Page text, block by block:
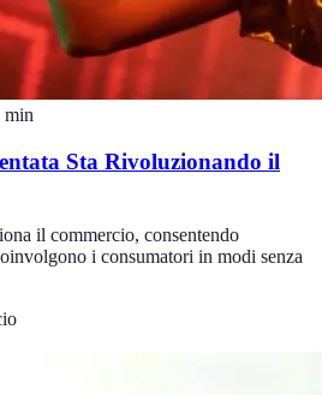
min
Sta Rivoluzionando il
il commercio, consentendo
i consumatori in modi senza